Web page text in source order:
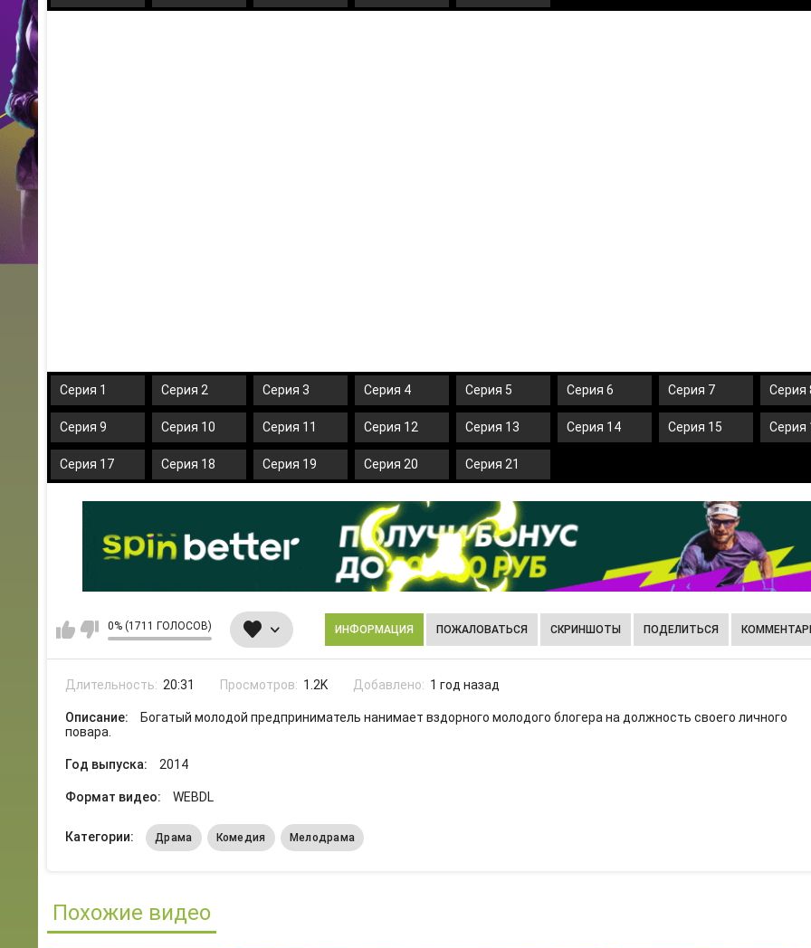
Серия 1 Серия 2 Серия 3 Серия 4 Серия 5 Серия 6 Серия 7 Серия
Серия 9 Серия 10 Серия 11 Серия 12 Серия 13 Серия 14 Серия 15 Серия
Серия 17 Серия 18 Серия 19 Серия 20 Серия 21
0% (1711 ГОЛОСОВ) ИНФОРМАЦИЯ ПОЖАЛОВАТЬСЯ СКРИНШОТЫ ПОДЕЛИТЬСЯ
Длительность: 20:31 Просмотров: 1.2K Добавлено: 1 год назад
Описание:
Богатый молодой предприниматель нанимает вздорного молодого блогера на должность своего личного
повара.
Год выпуска: 2014
Формат видео: WEBDL
Категории: Драма Комедия Мелодрама
Похожие видео